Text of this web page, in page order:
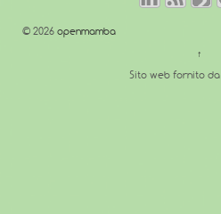
© 2026 openmamba
↑
Sito web fornito da